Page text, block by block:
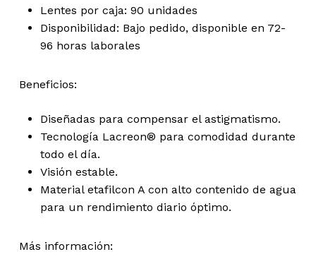
Lentes por caja: 90 unidades
Disponibilidad: Bajo pedido, disponible en 72-
96 horas laborales
Beneficios:
Diseñadas para compensar el astigmatismo.
Tecnología Lacreon® para comodidad durante
todo el día.
Visión estable.
Material etafilcon A con alto contenido de agua
para un rendimiento diario óptimo.
Más información: